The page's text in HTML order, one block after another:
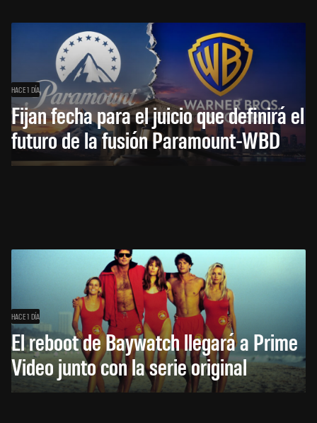
HACE 1 DÍA
Fijan fecha para el juicio que definirá el
futuro de la fusión Paramount-WBD
HACE 1 DÍA
El reboot de Baywatch llegará a Prime
Video junto con la serie original